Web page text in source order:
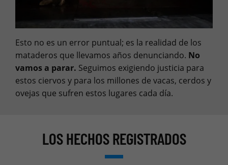
Esto no es un error puntual; es la realidad de los
mataderos que llevamos años denunciando. No
vamos a parar. Seguimos exigiendo justicia para
estos ciervos y para los millones de vacas, cerdos y
ovejas que sufren estos lugares cada día.
LOS HECHOS REGISTRADOS